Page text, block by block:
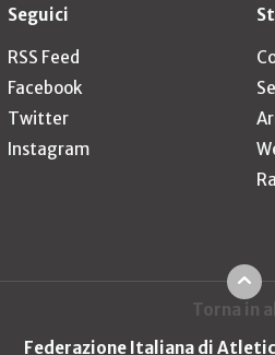
Seguici
RSS Feed
Facebook
Twitter
Instagram
Torna in
Federazione Italiana di